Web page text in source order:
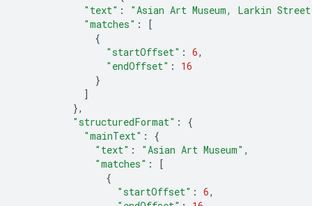
"text" :
"Asian Art Museum, Larkin
"matches" :
[
{
"startOffset" : 6,
"endOffset" :
16
}
]
},
"structuredFormat" :
{
"mainText" :
{
"text" : "Asian Art Museum" ,
"matches" :
[
{
"startOffset" : 6,